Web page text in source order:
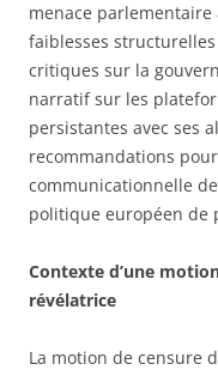
menace
faiblesses
critiques sur la
narratif sur les
persistantes avec ses
recommandations
communicationnelle
politique européen de
Contexte d’une
révélatrice
La motion de censure